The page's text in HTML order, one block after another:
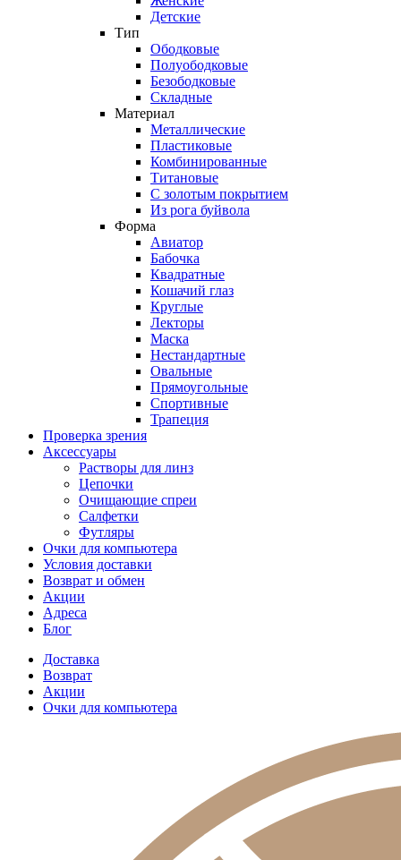
Детские
Тип
Ободковые
Полуободковые
Безободковые
Складные
Материал
Металлические
Пластиковые
Комбинированные
Титановые
С золотым покрытием
Из рога буйвола
Форма
Авиатор
Бабочка
Квадратные
Кошачий глаз
Круглые
Лекторы
Маска
Нестандартные
Овальные
Прямоугольные
Спортивные
Трапеция
Проверка зрения
Аксессуары
Растворы для линз
Цепочки
Очищающие спреи
Салфетки
Футляры
Очки для компьютера
Условия доставки
Возврат и обмен
Акции
Адреса
Блог
Доставка
Возврат
Акции
Очки для компьютера